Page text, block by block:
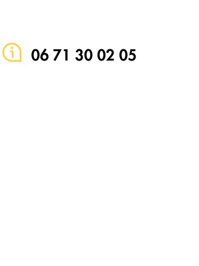
06 71 30 02 05